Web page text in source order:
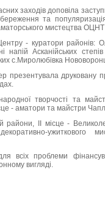
заходів доповіла
та
мистецтва
- куратори районів:
напій Асканійських
с.Миролюбівка
презентувала друковану
творчості та
- аматори та майстри
райони, ІІ місце -
ужиткового
всіх проблеми
вигляді.